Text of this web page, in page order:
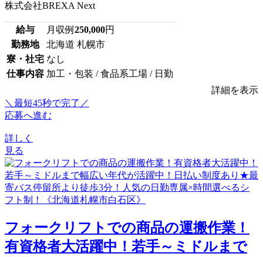
株式会社BREXA Next
給与 月収例 250,000円
勤務地
北海道 札幌市
寮・社宅 なし
仕事内容 加工・包装 / 食品系工場 / 日勤
詳細を表示
＼最短45秒で完了／
応募へ進む
詳しく
見る
フォークリフトでの商品の運搬作業！
有資格者大活躍中！若手～ミドルまで